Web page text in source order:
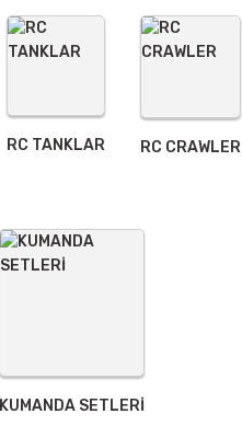
RC TANKLAR RC CRAWLER
KUMANDA SETLERİ